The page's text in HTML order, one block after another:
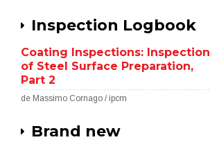
Inspection Logbook
Coating Inspections: Inspection
of Steel Surface Preparation,
Part 2
de Massimo Cornago / ipcm
Brand new